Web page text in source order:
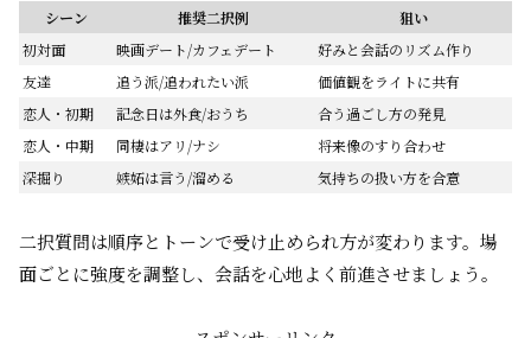
シーン 推奨二択例
狙い
初対面
映画デート/カフェデート
好みと会話のリズム作り
友達
追う派/追われたい派
価値観をライトに共有
恋人・初期
記念日は外食/おうち
合う過ごし方の発見
恋人・中期
同棲はアリ/ナシ
将来像のすり合わせ
深掘り
嫉妬は言う/溜める 気持ちの扱い方を合意
二択質問は順序とトーンで受け止められ方が変わります。場
面ごとに強度を調整し、会話を心地よく前進させましょう。